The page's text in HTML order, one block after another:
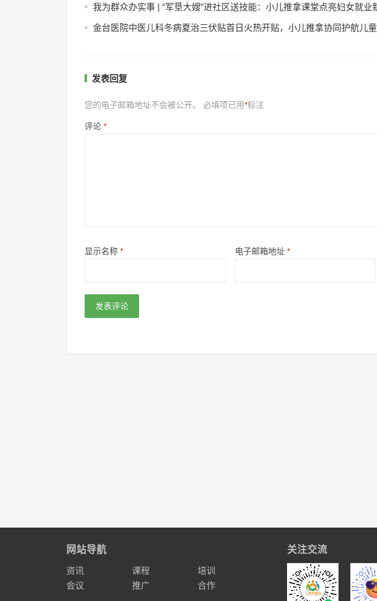
我为群众办实事 | “军垦大嫂”进社区送技能：小儿推拿课堂点亮妇女就业
金台医院中医儿科冬病夏治三伏贴首日火热开贴，小儿推拿协同护航儿
发表回复
您的电子邮箱地址不会被公开。 必填项已用*标注
评论 *
显示名称 * 电子邮箱地址 *
网站导航
资讯 课程
培训
会议
推广 合作
关注交流